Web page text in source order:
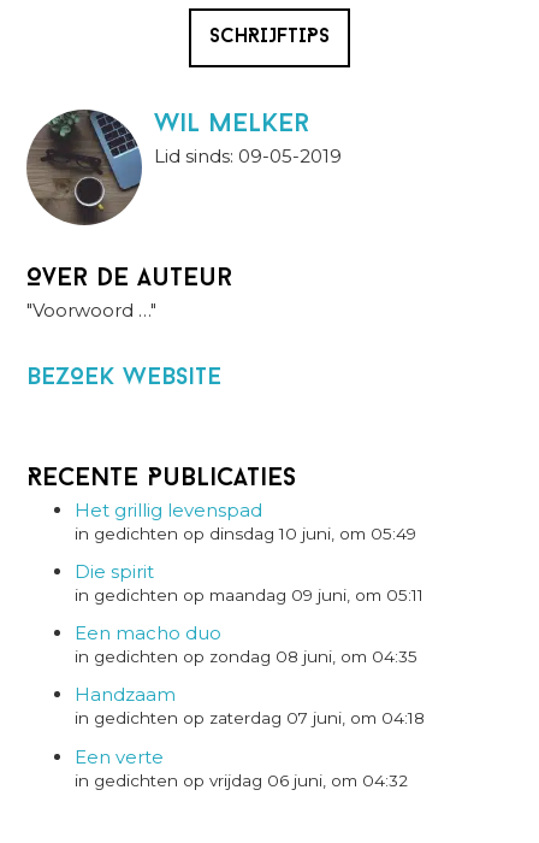
SCHRIJFTIPS
wil melker
Lid sinds: 09-05-2019
Over de auteur
"Voorwoord …"
BezOek website
Recente Publicaties
Het grillig levenspad
in gedichten op dinsdag 10 juni, om 05:49
Die spirit
in gedichten op maandag 09 juni, om 05:11
Een macho duo
in gedichten op zondag 08 juni, om 04:35
Handzaam
in gedichten op zaterdag 07 juni, om 04:18
Een verte
in gedichten op vrijdag 06 juni, om 04:32